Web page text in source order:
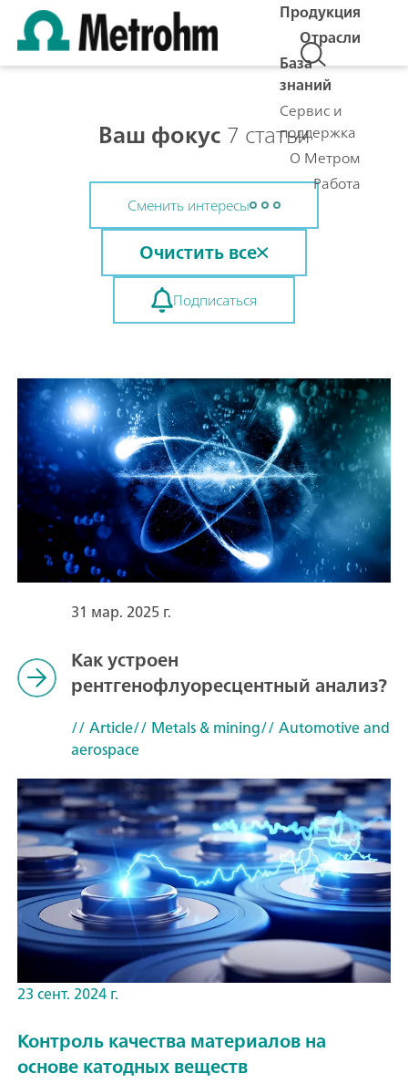
Продукция
Отрасли
База
знаний
Сервис и
поддержка
О Метром
Работа
Ваш фокус7 статьи
Сменить интересы
Очистить все
Подписаться
31 мар. 2025 г.
Как устроен
рентгенофлуоресцентный анализ?
// Article// Metals & mining// Automotive and
aerospace
23 сент. 2024 г.
Контроль качества материалов на
основе катодных веществ